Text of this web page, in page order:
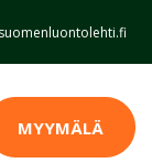
MYYMÄLÄ